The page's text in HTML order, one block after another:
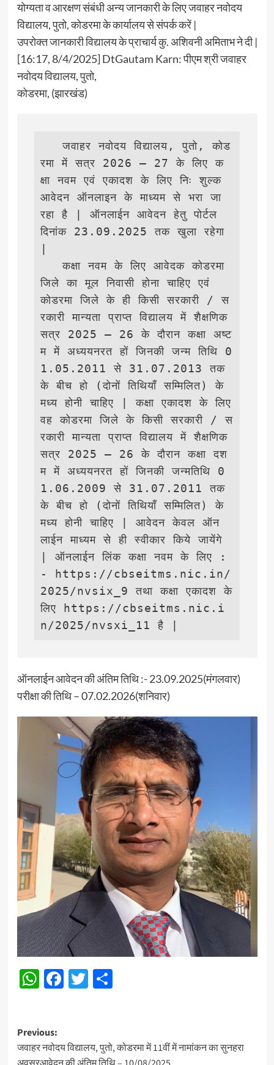
योग्यता व आरक्षण संबंधी अन्य जानकारी के लिए जवाहर नवोदय
विद्यालय, पुतो, कोडरमा के कार्यालय से संपर्क करें |
उपरोक्त जानकारी विद्यालय के प्राचार्य कु. अशिवनी अमिताभ ने दी |
[16:17, 8/4/2025] DtGautam Karn: पीएम श्री जवाहर
नवोदय विद्यालय, पुतो,
कोडरमा, (झारखंड)
   जवाहर नवोदय विद्यालय, पुतो, कोड
रमा में सत्र 2026 – 27 के लिए क
क्षा नवम एवं एकादश के लिए निः शुल्क
आवेदन ऑनलाइन के माध्यम से भरा जा
रहा है | ऑनलाईन आवेदन हेतु पोर्टल
दिनांक 23.09.2025 तक खुला रहेगा
|
   कक्षा नवम के लिए आवेदक कोडरमा
जिले का मूल निवासी होना चाहिए एवं
कोडरमा जिले के ही किसी सरकारी / स
रकारी मान्यता प्राप्त विद्यालय में शैक्षणिक
सत्र 2025 – 26 के दौरान कक्षा अष्ट
म में अध्ययनरत हों जिनकी जन्म तिथि 0
1.05.2011 से 31.07.2013 तक
के बीच हो (दोनों तिथियाँ सम्मिलित) के
मध्य होनी चाहिए | कक्षा एकादश के लिए
वह कोडरमा जिले के किसी सरकारी / स
रकारी मान्यता प्राप्त विद्यालय में शैक्षणिक
सत्र 2025 – 26 के दौरान कक्षा दश
म में अध्ययनरत हों जिनकी जन्मतिथि 0
1.06.2009 से 31.07.2011 तक
के बीच हो (दोनों तिथियाँ सम्मिलित) के
मध्य होनी चाहिए | आवेदन केवल ऑन
लाईन माध्यम से ही स्वीकार किये जायेंगे
| ऑनलाईन लिंक कक्षा नवम के लिए :
- https://cbseitms.nic.in/
2025/nvsix_9 तथा कक्षा एकादश के
लिए https://cbseitms.nic.i
n/2025/nvsxi_11 है |
ऑनलाईन आवेदन की अंतिम तिथि :- 23.09.2025(मंगलवार)
परीक्षा की तिथि – 07.02.2026(शनिवार)
WhatsApp
Facebook
Twitter
Share
Post
navigation
Previous:
जवाहर नवोदय विद्यालय, पुतो, कोडरमा में 11वीं में नामांकन का सुनहरा